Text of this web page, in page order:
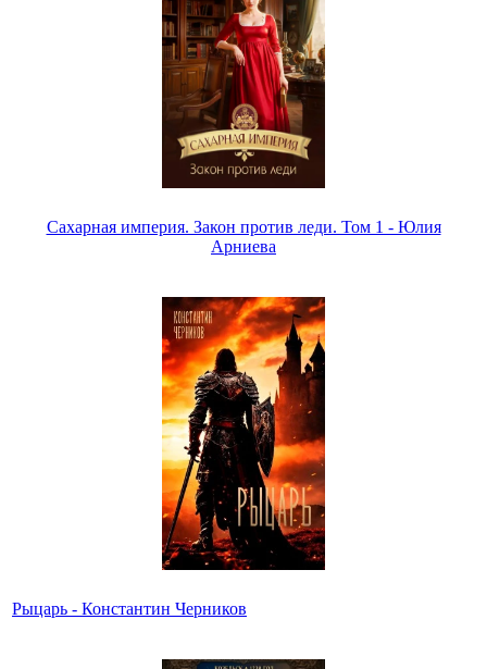
Сахарная империя. Закон против леди. Том 1 - Юлия
Арниева
Рыцарь - Константин Черников